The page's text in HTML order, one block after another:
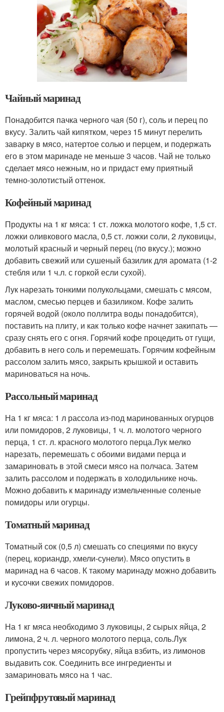
Чайный маринад
Понадобится пачка черного чая (50 г), соль и перец по
вкусу. Залить чай кипятком, через 15 минут перелить
заварку в мясо, натертое солью и перцем, и подержать
его в этом маринаде не меньше 3 часов. Чай не только
сделает мясо нежным, но и придаст ему приятный
темно-золотистый оттенок.
Кофейный маринад
Продукты на 1 кг мяса: 1 ст. ложка молотого кофе, 1,5 ст.
ложки оливкового масла, 0,5 ст. ложки соли, 2 луковицы,
молотый красный и черный перец (по вкусу.); можно
добавить свежий или сушеный базилик для аромата (1-2
стебля или 1 ч.л. с горкой если сухой).
Лук нарезать тонкими полукольцами, смешать с мясом,
маслом, смесью перцев и базиликом. Кофе залить
горячей водой (около поллитра воды понадобится),
поставить на плиту, и как только кофе начнет закипать —
сразу снять его с огня. Горячий кофе процедить от гущи,
добавить в него соль и перемешать. Горячим кофейным
рассолом залить мясо, закрыть крышкой и оставить
мариноваться на ночь.
Рассольный маринад
На 1 кг мяса: 1 л рассола из-под маринованных огурцов
или помидоров, 2 луковицы, 1 ч. л. молотого черного
перца, 1 ст. л. красного молотого перца.Лук мелко
нарезать, перемешать с обоими видами перца и
замариновать в этой смеси мясо на полчаса. Затем
залить рассолом и подержать в холодильнике ночь.
Можно добавить к маринаду измельченные соленые
помидоры или огурцы.
Томатный маринад
Томатный сок (0,5 л) смешать со специями по вкусу
(перец, кориандр, хмели-сунели). Мясо опустить в
маринад на 6 часов. К такому маринаду можно добавить
и кусочки свежих помидоров.
Луково-яичный маринад
На 1 кг мяса необходимо 3 луковицы, 2 сырых яйца, 2
лимона, 2 ч. л. черного молотого перца, соль.Лук
пропустить через мясорубку, яйца взбить, из лимонов
выдавить сок. Соединить все ингредиенты и
замариновать мясо на 1 час.
Грейпфрутовый маринад